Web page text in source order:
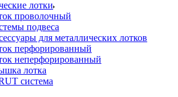
лотки
проволочный
подвеса
для металлических лотков
перфорированный
неперфорированный
лотка
система